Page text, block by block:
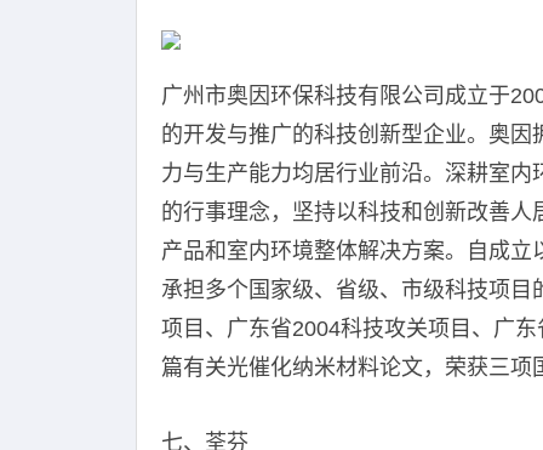
广州市奥因环保科技有限公司成立于
的开发与推广的科技创新型企业。奥
力与生产能力均居行业前沿。深耕室
的行事理念，坚持以科技和创新改善
产品和室内环境整体解决方案。自成
承担多个国家级、省级、市级科技项
项目、广东省2004科技攻关项目、广
篇有关光催化纳米材料论文，荣获三
七、荃芬